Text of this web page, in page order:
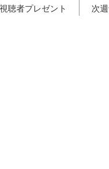
視聴者プレゼント 次